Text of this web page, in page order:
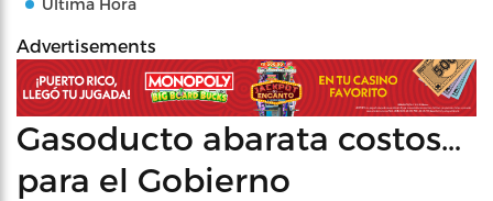
Última Hora
Advertisements
Gasoducto abarata costos…
para el Gobierno